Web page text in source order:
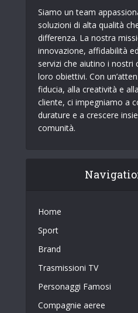
Siamo un team
soluzioni di alta qualità
differenza. La nostra
innovazione, affidabilità
servizi che aiutino i nostri
loro obiettivi. Con
fiducia, alla creatività e
cliente, ci impegniamo a
durature e a crescere
comunità.
Home
Sport
Brand
Trasmissioni TV
Personaggi Famosi
Compagnie aeree